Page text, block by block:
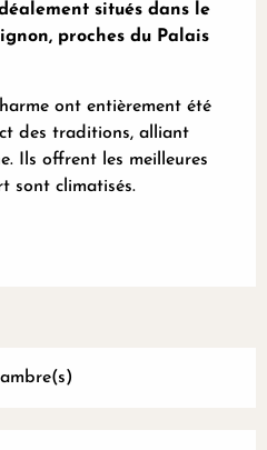
situés dans le
proches du Palais
ont entièrement été
des traditions, alliant
Ils offrent les meilleures
sont climatisés.